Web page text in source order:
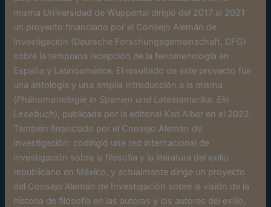
misma Universidad de Wuppertal dirigió del 2017 al 2021
un proyecto financiado por el Consejo Alemán de
Investigación (Deutsche Forschungsgemeinschaft, DFG)
sobre la temprana recepción de la fenomenología en
España y Latinoamérica. El resultado de este proyecto fue
una antología y una amplia introducción a la misma
(Phänomenologie in Spanien und Lateinamerika. Ein
Lesebuch), publicada por la editorial Karl Alber en el 2022.
También financiado por el Consejo Alemán de
Investigación: codirigió una red internacional de
investigación sobre la filosofía y la literatura del exilio
republicano en México, y actualmente dirige un proyecto
del Consejo Alemán de Investigación sobre la visión de la
historia de filosofía en las autoras y los autores del exilio,